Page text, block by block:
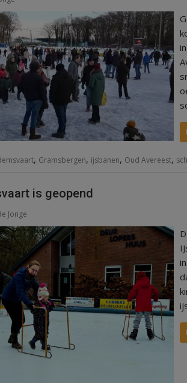
, Gramsbergen, ijsbanen, Oud Avereest,
is geopend
Jonge